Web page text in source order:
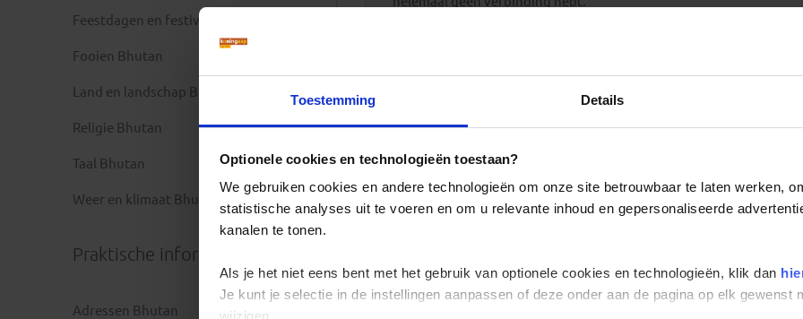
Toestemming Details
Optionele cookies en technologieën toestaan?
We gebruiken cookies en andere technologieën om onze site betrouwbaar te laten werken,
statistische analyses uit te voeren en om u relevante inhoud en gepersonaliseerde
kanalen te tonen.
Als je het niet eens bent met het gebruik van optionele cookies en technologieën, klik dan
Je kunt je selectie in de instellingen aanpassen of deze onder aan de pagina op elk gewenst
Feestdagen en festivals Bhutan
Fooien Bhutan
Land en landschap Bhutan
Religie Bhutan
Taal Bhutan
Weer en klimaat Bhutan
Praktische informatie
Adressen Bhutan